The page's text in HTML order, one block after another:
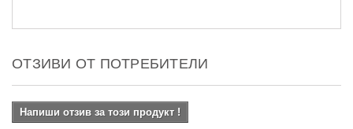
ОТЗИВИ ОТ ПОТРЕБИТЕЛИ
Напиши отзив за този продукт !